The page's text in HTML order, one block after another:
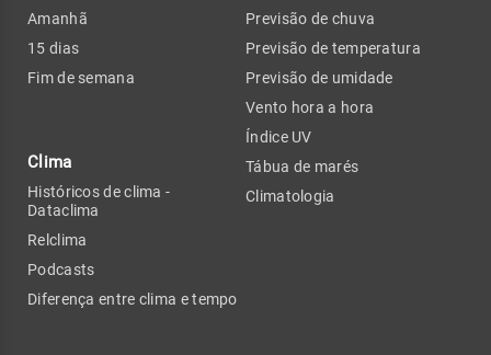
Amanhã
15 dias
Fim de semana
Clima
Históricos de clima -
Dataclima
Relclima
Podcasts
Diferença entre clima e tempo
Previsão de chuva
Previsão de temperatura
Previsão de umidade
Vento hora a hora
Índice UV
Tábua de marés
Climatologia